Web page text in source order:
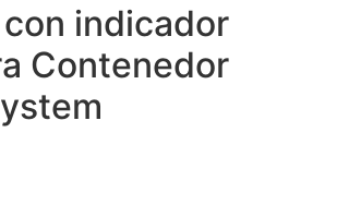
indicador
Contenedor